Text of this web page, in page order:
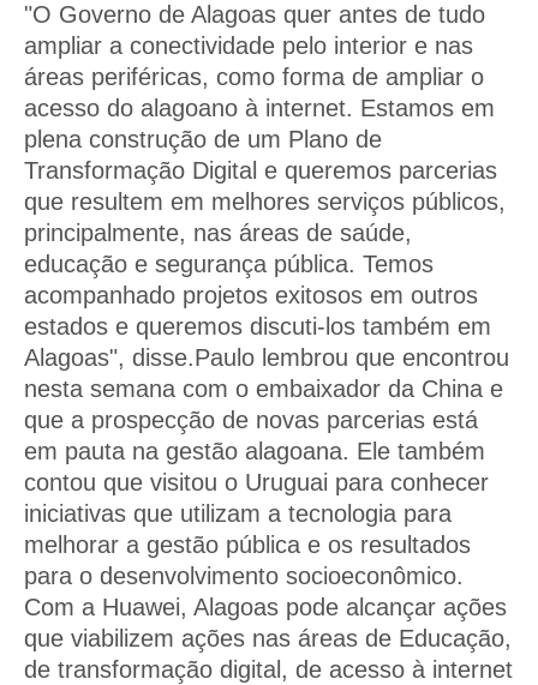
"O Governo de Alagoas quer antes de tudo
ampliar a conectividade pelo interior e nas
áreas periféricas, como forma de ampliar o
acesso do alagoano à internet. Estamos em
plena construção de um Plano de
Transformação Digital e queremos parcerias
que resultem em melhores serviços públicos,
principalmente, nas áreas de saúde,
educação e segurança pública. Temos
acompanhado projetos exitosos em outros
estados e queremos discuti-los também em
Alagoas", disse.Paulo lembrou que encontrou
nesta semana com o embaixador da China e
que a prospecção de novas parcerias está
em pauta na gestão alagoana. Ele também
contou que visitou o Uruguai para conhecer
iniciativas que utilizam a tecnologia para
melhorar a gestão pública e os resultados
para o desenvolvimento socioeconômico.
Com a Huawei, Alagoas pode alcançar ações
que viabilizem ações nas áreas de Educação,
de transformação digital, de acesso à internet